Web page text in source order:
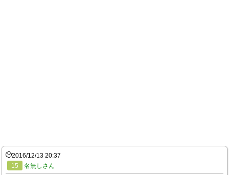
2016/12/13 20:37
15
名無しさん